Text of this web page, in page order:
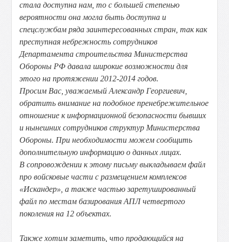
стала доступна нам, то с большей степенью
вероятности она могла быть доступна и
спецслужбам ряда заинтересованных стран, так как
преступная небрежность сотрудников
Департамента строительства Министерства
Обороны РФ давала широкие возможности для
этого на протяжении 2012-2014 годов.
Просим Вас, уважаемый Александр Георгиевич,
обратить внимание на подобное пренебрежительное
отношение к информационной безопасности бывших
и нынешних сотрудников структур Министерства
Обороны. При необходимости можем сообщить
дополнительную информацию о данных лицах.
В сопровождении к этому письму выкладываем файл
про войсковые части с размещением комплексов
«Искандер», а также частью заретушированный
файл по местам базирования АПЛ четвертого
поколения на 12 объектах.
Также хотим заметить, что продающийся на